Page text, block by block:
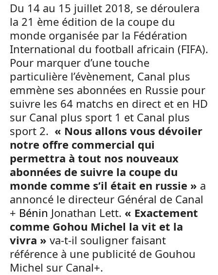
Du 14 au 15 juillet 2018, se déroulera
la 21 ème édition de la coupe du
monde organisée par la Fédération
International du football africain (FIFA).
Pour marquer d’une touche
particulière l’évènement, Canal plus
emmène ses abonnées en Russie pour
suivre les 64 matchs en direct et en HD
sur Canal plus sport 1 et Canal plus
sport 2. « Nous allons vous dévoiler
notre offre commercial qui
permettra à tout nos nouveaux
abonnées de suivre la coupe du
monde comme s’il était en russie » a
annoncé le directeur Général de Canal
+ Bénin Jonathan Lett. « Exactement
comme Gohou Michel la vit et la
vivra » va-t-il souligner faisant
référence à une publicité de Gouhou
Michel sur Canal+.